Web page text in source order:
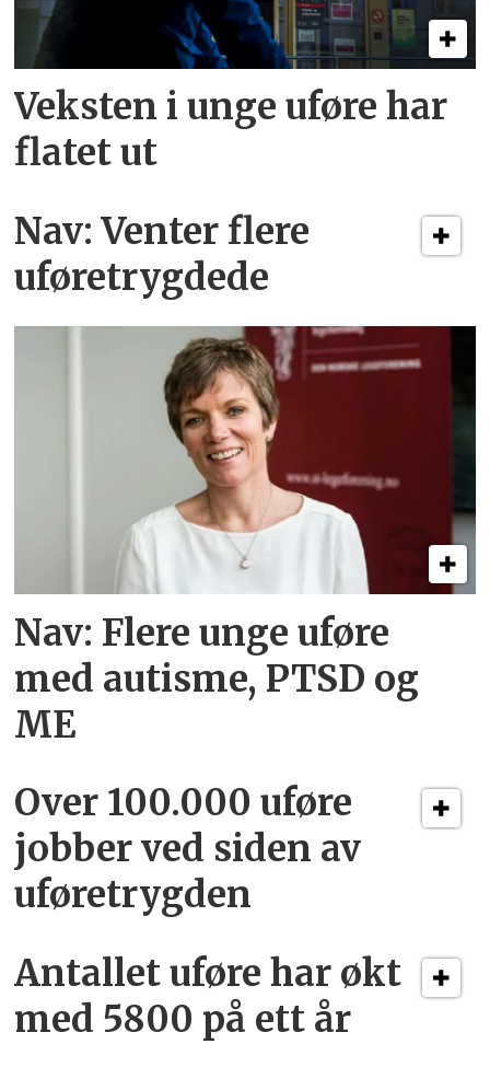
Veksten i unge uføre har
flatet ut
Nav: Venter flere
uføretrygdede
Nav: Flere unge uføre
med autisme, PTSD og
ME
Over 100.000 uføre
jobber ved siden av
uføretrygden
Antallet uføre har økt
med 5800 på ett år